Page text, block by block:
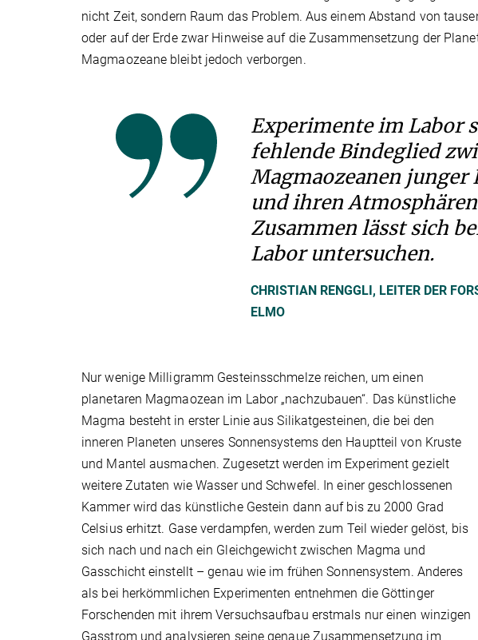
nicht Zeit, sondern Raum das Problem. Aus einem Abstand von
oder auf der Erde zwar Hinweise auf die Zusammensetzung der
Magmaozeane bleibt jedoch verborgen.
Experimente im Labor
fehlende Bindeglied
Magmaozeanen junger
und ihren
Zusammen lässt sich
Labor untersuchen.
CHRISTIAN RENGGLI, LEITER DER
ELMO
Nur wenige Milligramm Gesteinsschmelze reichen, um einen
planetaren Magmaozean im Labor „nachzubauen“. Das künstliche
Magma besteht in erster Linie aus Silikatgesteinen, die bei den
inneren Planeten unseres Sonnensystems den Hauptteil von Kruste
und Mantel ausmachen. Zugesetzt werden im Experiment gezielt
weitere Zutaten wie Wasser und Schwefel. In einer geschlossenen
Kammer wird das künstliche Gestein dann auf bis zu 2000 Grad
Celsius erhitzt. Gase verdampfen, werden zum Teil wieder gelöst, bis
sich nach und nach ein Gleichgewicht zwischen Magma und
Gasschicht einstellt – genau wie im frühen Sonnensystem. Anderes
als bei herkömmlichen Experimenten entnehmen die Göttinger
Forschenden mit ihrem Versuchsaufbau erstmals nur einen winzigen
Gasstrom und analysieren seine genaue Zusammensetzung im